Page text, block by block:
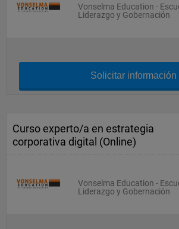
Vonselma Education -
Liderazgo y Gobernación
Solicitar información
Curso experto/a en estrategia
corporativa digital (Online)
Vonselma Education -
Liderazgo y Gobernación